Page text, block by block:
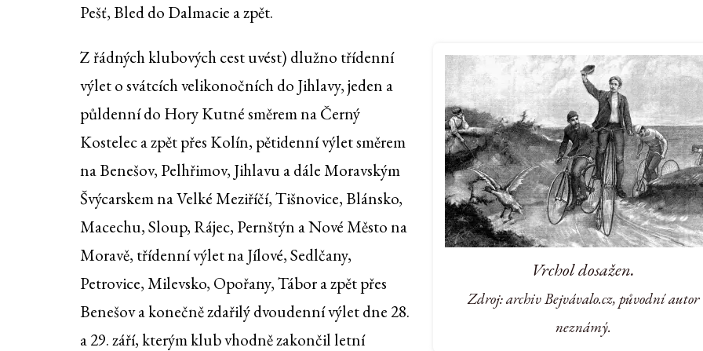
Pešť, Bled do Dalmacie a zpět.
Vrchol dosažen.
Zdroj: archiv Bejvávalo.cz, původní autor
neznámý.
Z řádných klubových cest uvést) dlužno třídenní
výlet o svátcích velikonočních do Jihlavy, jeden a
půldenní do Hory Kutné směrem na Černý
Kostelec a zpět přes Kolín, pětidenní výlet směrem
na Benešov, Pelhřimov, Jihlavu a dále Moravským
Švýcarskem na Velké Meziříčí, Tišnovice, Blánsko,
Macechu, Sloup, Rájec, Pernštýn a Nové Město na
Moravě, třídenní výlet na Jílové, Sedlčany,
Petrovice, Milevsko, Opořany, Tábor a zpět přes
Benešov a konečně zdařilý dvoudenní výlet dne 28.
a 29. září, kterým klub vhodně zakončil letní